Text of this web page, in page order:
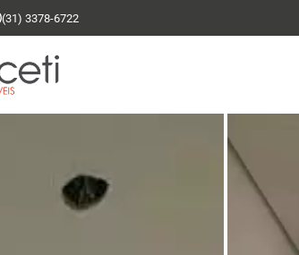
(31) 3378-6722